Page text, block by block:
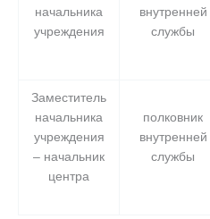
начальника
учреждения
внутренней
службы
Заместитель
начальника
учреждения
– начальник
центра
полковник
внутренней
службы